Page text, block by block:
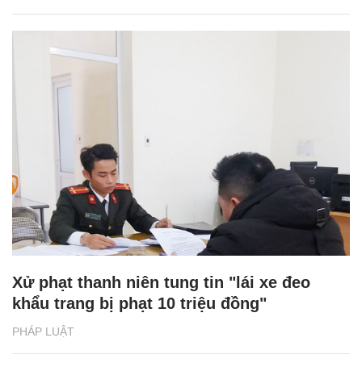
PHÁP LUẬT
Xử phạt thanh niên tung tin "lái xe đeo
khẩu trang bị phạt 10 triệu đồng"